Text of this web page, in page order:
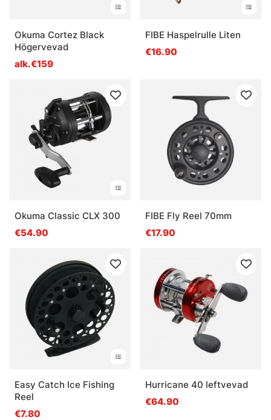
Okuma Cortez Black
Högervevad
alk.€159
FIBE Haspelrulle Liten
€16.90
Okuma Classic CLX 300
€54.90
FIBE Fly Reel 70mm
€17.90
Easy Catch Ice Fishing
Reel
€7.80
Hurricane 40 leftvevad
€64.90